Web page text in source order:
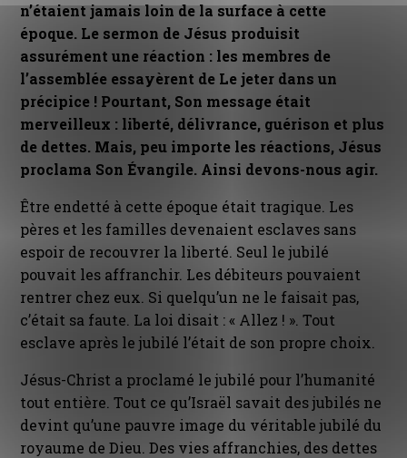
n’étaient jamais loin de la surface à cette
époque. Le sermon de Jésus produisit
assurément une réaction : les membres de
l’assemblée essayèrent de Le jeter dans un
précipice ! Pourtant, Son message était
merveilleux : liberté, délivrance, guérison et plus
de dettes. Mais, peu importe les réactions, Jésus
proclama Son Évangile. Ainsi devons-nous agir.
Être endetté à cette époque était tragique. Les
pères et les familles devenaient esclaves sans
espoir de recouvrer la liberté. Seul le jubilé
pouvait les affranchir. Les débiteurs pouvaient
rentrer chez eux. Si quelqu’un ne le faisait pas,
c’était sa faute. La loi disait : « Allez ! ». Tout
esclave après le jubilé l’était de son propre choix.
Jésus-Christ a proclamé le jubilé pour l’humanité
tout entière. Tout ce qu’Israël savait des jubilés ne
devint qu’une pauvre image du véritable jubilé du
royaume de Dieu. Des vies affranchies, des dettes